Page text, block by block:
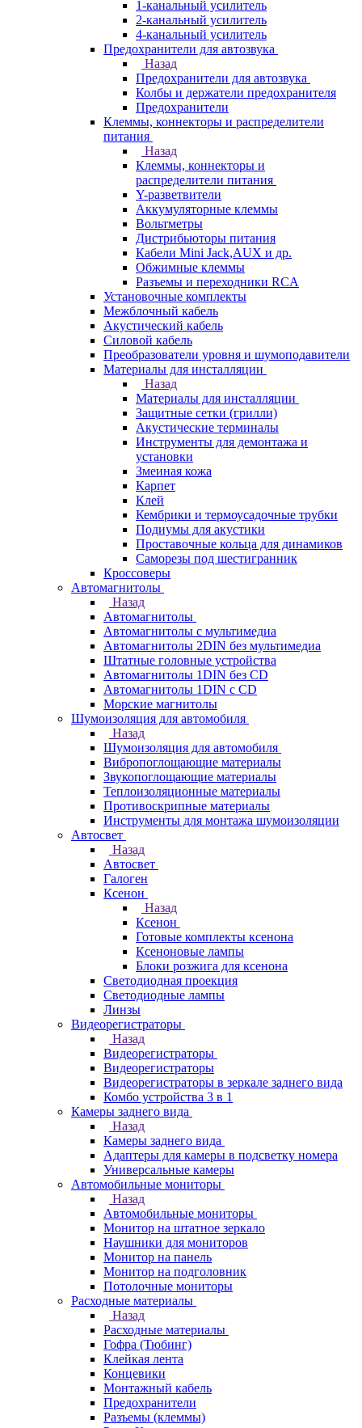
1-канальный усилитель
2-канальный усилитель
4-канальный усилитель
Предохранители для автозвука
Назад
Предохранители для автозвука
Колбы и держатели предохранителя
Предохранители
Клеммы, коннекторы и распределители
питания
Назад
Клеммы, коннекторы и
распределители питания
Y-разветвители
Аккумуляторные клеммы
Вольтметры
Дистрибьюторы питания
Кабели Mini Jack,AUX и др.
Обжимные клеммы
Разъемы и переходники RCA
Установочные комплекты
Межблочный кабель
Акустический кабель
Силовой кабель
Преобразователи уровня и шумоподавители
Материалы для инсталляции
Назад
Материалы для инсталляции
Защитные сетки (грилли)
Акустические терминалы
Инструменты для демонтажа и
установки
Змеиная кожа
Карпет
Клей
Кембрики и термоусадочные трубки
Подиумы для акустики
Проставочные кольца для динамиков
Саморезы под шестигранник
Кроссоверы
Автомагнитолы
Назад
Автомагнитолы
Автомагнитолы с мультимедиа
Автомагнитолы 2DIN без мультимедиа
Штатные головные устройства
Автомагнитолы 1DIN без CD
Автомагнитолы 1DIN с CD
Морские магнитолы
Шумоизоляция для автомобиля
Назад
Шумоизоляция для автомобиля
Вибропоглощающие материалы
Звукопоглощающие материалы
Теплоизоляционные материалы
Противоскрипные материалы
Инструменты для монтажа шумоизоляции
Автосвет
Назад
Автосвет
Галоген
Ксенон
Назад
Ксенон
Готовые комплекты ксенона
Ксеноновые лампы
Блоки розжига для ксенона
Светодиодная проекция
Светодиодные лампы
Линзы
Видеорегистраторы
Назад
Видеорегистраторы
Видеорегистраторы
Видеорегистраторы в зеркале заднего вида
Комбо устройства 3 в 1
Камеры заднего вида
Назад
Камеры заднего вида
Адаптеры для камеры в подсветку номера
Универсальные камеры
Автомобильные мониторы
Назад
Автомобильные мониторы
Монитор на штатное зеркало
Наушники для мониторов
Монитор на панель
Монитор на подголовник
Потолочные мониторы
Расходные материалы
Назад
Расходные материалы
Гофра (Тюбинг)
Клейкая лента
Концевики
Монтажный кабель
Предохранители
Разъемы (клеммы)